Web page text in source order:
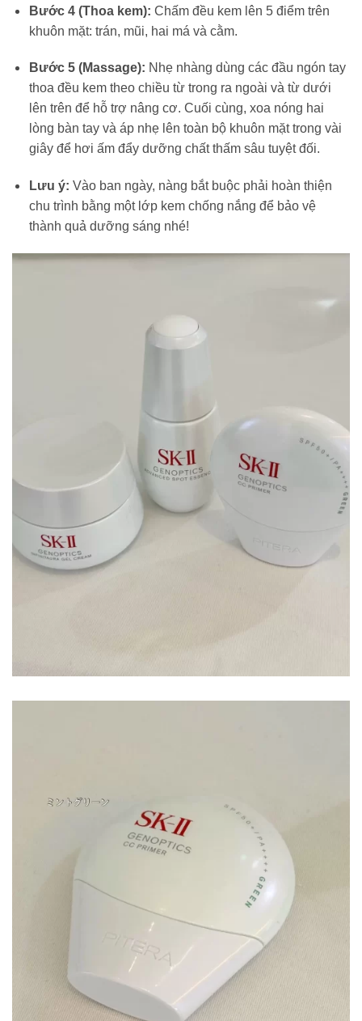
Bước 4 (Thoa kem): Chấm đều kem lên 5 điểm trên
khuôn mặt: trán, mũi, hai má và cằm.
Bước 5 (Massage): Nhẹ nhàng dùng các đầu ngón tay
thoa đều kem theo chiều từ trong ra ngoài và từ dưới
lên trên để hỗ trợ nâng cơ. Cuối cùng, xoa nóng hai
lòng bàn tay và áp nhẹ lên toàn bộ khuôn mặt trong vài
giây để hơi ấm đẩy dưỡng chất thấm sâu tuyệt đối.
Lưu ý: Vào ban ngày, nàng bắt buộc phải hoàn thiện
chu trình bằng một lớp kem chống nắng để bảo vệ
thành quả dưỡng sáng nhé!